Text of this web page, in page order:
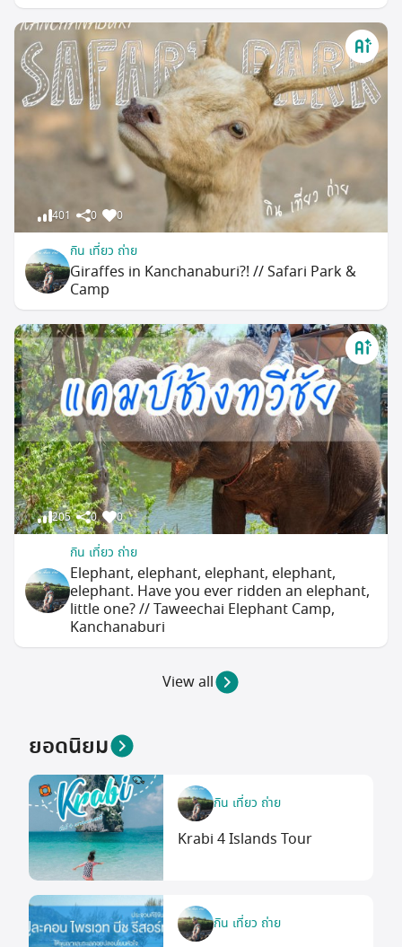
401 0 0
กิน เที่ยว ถ่าย
Giraffes in Kanchanaburi?! // Safari Park &
Camp
205 0 0
กิน เที่ยว ถ่าย
Elephant, elephant, elephant, elephant,
elephant. Have you ever ridden an elephant,
little one? // Taweechai Elephant Camp,
Kanchanaburi
View all
ยอดนิยม
กิน เที่ยว ถ่าย
Krabi 4 Islands Tour
กิน เที่ยว ถ่าย